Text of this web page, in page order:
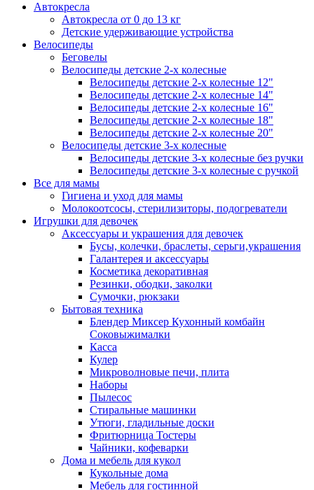
Автокресла
Автокресла от 0 до 13 кг
Детские удерживающие устройства
Велосипеды
Беговелы
Велосипеды детские 2-х колесные
Велосипеды детские 2-х колесные 12"
Велосипеды детские 2-х колесные 14"
Велосипеды детские 2-х колесные 16"
Велосипеды детские 2-х колесные 18"
Велосипеды детские 2-х колесные 20"
Велосипеды детские 3-х колесные
Велосипеды детские 3-х колесные без ручки
Велосипеды детские 3-х колесные с ручкой
Все для мамы
Гигиена и уход для мамы
Молокоотсосы, стерилизиторы, подогреватели
Игрушки для девочек
Аксессуары и украшения для девочек
Бусы, колечки, браслеты, серьги,украшения
Галантерея и аксессуары
Косметика декоративная
Резинки, ободки, заколки
Сумочки, рюкзаки
Бытовая техника
Блендер Миксер Кухонный комбайн
Соковыжималки
Касса
Кулер
Микроволновые печи, плита
Наборы
Пылесос
Стиральные машинки
Утюги, гладильные доски
Фритюрница Тостеры
Чайники, кофеварки
Дома и мебель для кукол
Кукольные дома
Мебель для гостинной